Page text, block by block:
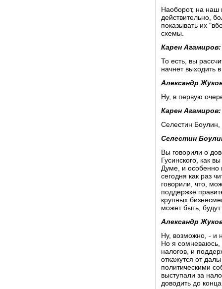
Наоборот, на наш
действительно,
показывать их
схемы.
Карен Агамиров:
То есть, вы
начнет выходить
Александр
Ну, в первую
Карен Агамиров:
Селестин
Селестин
Вы говорили о
Гусинского, как
Думе, и особенно
сегодня как раз
говорили, что,
поддержке
крупных
может быть, будут
Александр
Ну, возможно, - и
Но я сомневаюсь,
налогов, и
откажутся от
политическими
выступали за
доводить до